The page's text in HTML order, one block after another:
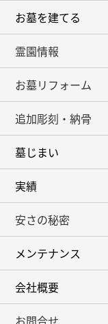
お墓を建てる
霊園情報
お墓リフォーム
追加彫刻・納骨
墓じまい
実績
安さの秘密
メンテナンス
会社概要
お問合せ